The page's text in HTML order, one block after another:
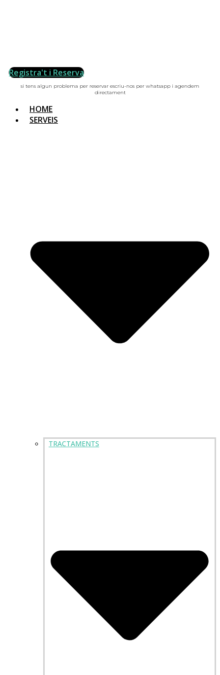
Registra't i Reserva
si tens algun problema per reservar escriu-nos per whatsapp i agendem
directament
HOME
SERVEIS
TRACTAMENTS